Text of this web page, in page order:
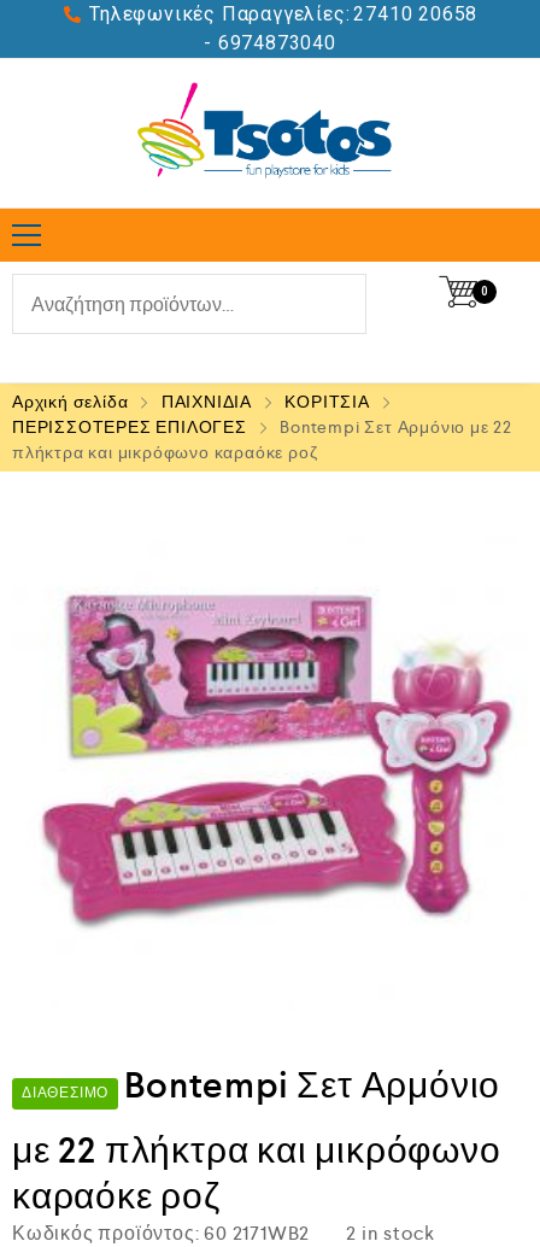
Τηλεφωνικές Παραγγελίες: 27410 20658
- 6974873040
0
Αρχική σελίδα ΠΑΙΧΝΙΔΙΑ
ΚΟΡΙΤΣΙΑ
ΠΕΡΙΣΣΟΤΕΡΕΣ ΕΠΙΛΟΓΕΣ
Bontempi Σετ Αρμόνιο με 22
πλήκτρα και μικρόφωνο καραόκε ροζ
ΔΙΑΘΈΣΙΜΟ
Bontempi Σετ Αρμόνιο
με 22 πλήκτρα και μικρόφωνο
καραόκε ροζ
Κωδικός προϊόντος: 60 2171WB2 2 in stock